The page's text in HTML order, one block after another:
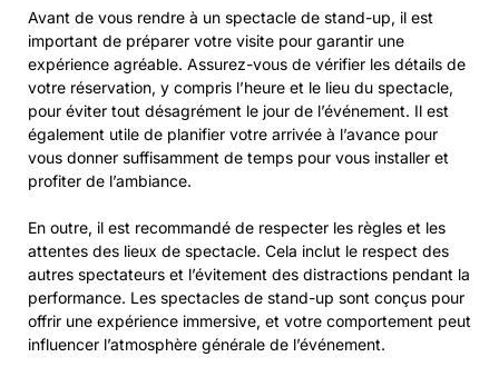
Avant de vous rendre à un spectacle de stand-up, il est
important de préparer votre visite pour garantir une
expérience agréable. Assurez-vous de vérifier les détails de
votre réservation, y compris l’heure et le lieu du spectacle,
pour éviter tout désagrément le jour de l’événement. Il est
également utile de planifier votre arrivée à l’avance pour
vous donner suffisamment de temps pour vous installer et
profiter de l’ambiance.
En outre, il est recommandé de respecter les règles et les
attentes des lieux de spectacle. Cela inclut le respect des
autres spectateurs et l’évitement des distractions pendant la
performance. Les spectacles de stand-up sont conçus pour
offrir une expérience immersive, et votre comportement peut
influencer l’atmosphère générale de l’événement.